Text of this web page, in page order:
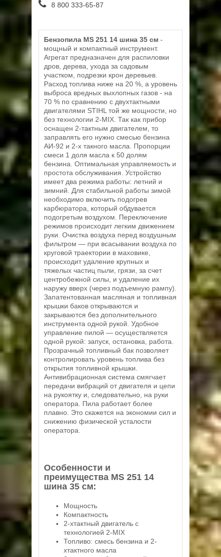
8 800 333-65-87
Бензопила MS 251 14 шина 35 см -
мощный и компактный инструмент.
Агрегат предназначен для распиловки
дров, дерева, ухода за садовым
участком, подрезки крон деревьев.
Расход топлива ниже на 20 %, а уровень
выброса вредных выхлопных газов - на
70 % по сравнению с двухтактными
двигателями STIHL той же мощности, но
без технологии 2-MIX. Так как прибор
оснащен 2-тактным двигателем, то
заправлять его нужно смесью бензина
АИ-92 и 2-х такного масла. Пропорции
смеси 1 доля масла к 50 долям
бензина. Оптимальная управляемость и
простота обслуживания. Устройство
имеет два режима работы: летний и
зимний. Для стабильной работы зимой
необходимо включить подогрев
карбюратора, который обдувается
подогретым воздухом. Переключение
режимов происходит легким движением
руки. Очистка воздуха перед воздушным
фильтром — при всасывании воздуха по
круговой траектории в маховике,
происходит удаление крупных и
тяжелых частиц пыли, грязи, за счет
центробежной силы, и удаление их
наружу вверх (через подъемную рампу).
Запатентованная масляная и топливная
крышки баков открываются и
закрываются без дополнительного
инструмента одной рукой. Удобное
управление пилой — осуществляется
одной рукой: запуск, остановка, работа.
Прозрачный топливный бак позволяет
контролировать уровень топлива без
открытия топливной крышки.
Антивибрационная система смягчает
передачи вибраций от двигателя и цепи
на рукоятку и, следовательно, на руки
оператора. Пила работает более
плавно. Это скажется на экономии сил и
снижению физической усталости
оператора.
Особенности и
преимущества MS 251 14
шина 35 см:
Мощность
Компактность
2-хтактный двигатель с
технологией 2-MIX
Топливо: смесь бензина и 2-
хтактного масла